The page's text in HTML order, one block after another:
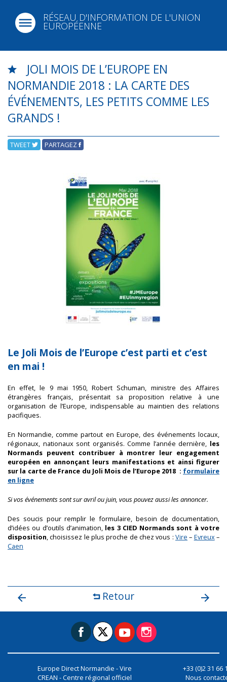
RÉSEAU D'INFORMATION DE L'UNION
EUROPÉENNE
JOLI MOIS DE L’EUROPE EN
NORMANDIE 2018 : LA CARTE DES
ÉVÉNEMENTS, LES PETITS COMME LES
GRANDS !
TWEET PARTAGEZ
Le Joli Mois de l’Europe c’est parti et c’est
en mai !
En effet, le 9 mai 1950, Robert Schuman, ministre des Affaires
étrangères français, présentait sa proposition relative à une
organisation de l’Europe, indispensable au maintien des relations
pacifiques.
En Normandie, comme partout en Europe, des événements locaux,
régionaux, nationaux sont organisés. Comme l’année dernière, les
Normands peuvent contribuer à montrer leur engagement
européen en annonçant leurs manifestations et ainsi figurer
sur la carte de France du Joli Mois de l’Europe 2018 : formulaire
en ligne
Si vos événements sont sur avril ou juin, vous pouvez aussi les annoncer.
Des soucis pour remplir le formulaire, besoin de documentation,
d’idées ou d’outils d’animation, les 3 CIED Normands sont à votre
disposition, choisissez le plus proche de chez vous : Vire – Evreux–
Caen
Retour
Europe Direct Normandie - Vire
CREAN - Centre régional officiel
+33 (0)2 31 66
Nous